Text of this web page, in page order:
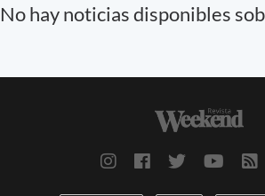
No hay noticias disponibles